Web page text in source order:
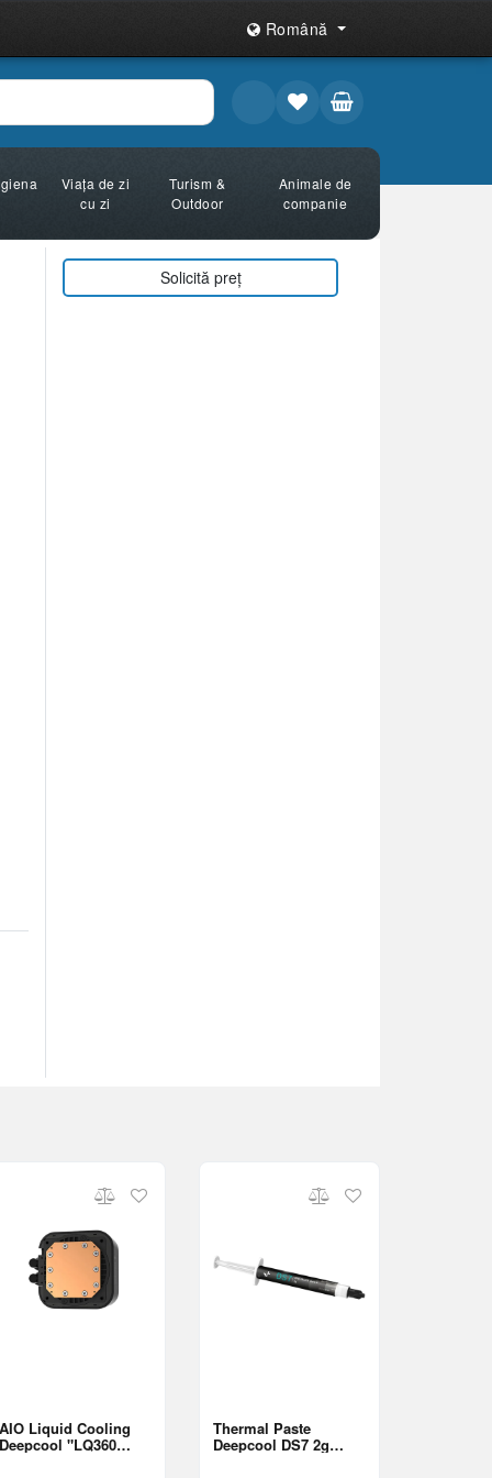
Română
Viața de zi
cu zi
Turism &
Outdoor
Animale de
companie
Solicită preț
AIO Liquid Cooling
Deepcool "LQ360
Thermal Paste
Deepcool DS7 2g